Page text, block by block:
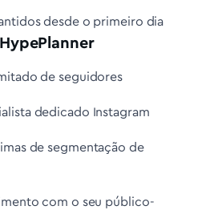
desde o primeiro dia
de seguidores
dedicado Instagram
de segmentação de
com o seu público-